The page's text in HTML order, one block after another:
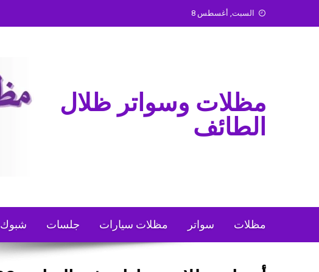
السبت, أغسطس 8
مظلات وسواتر ظلال
الطائف
مظلات سواتر مظلات سيارات جلسات شبوك